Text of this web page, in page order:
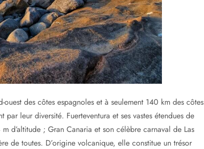
des côtes espagnoles et à seulement 140 km des côtes
leur diversité. Fuerteventura et ses vastes étendues de
d’altitude ; Gran Canaria et son célèbre carnaval de Las
de toutes. D’origine volcanique, elle constitue un trésor